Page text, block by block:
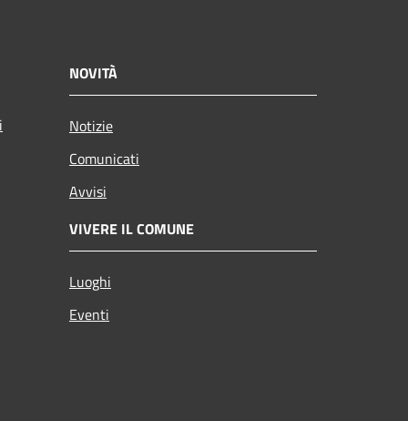
NOVITÀ
Notizie
Comunicati
Avvisi
VIVERE IL COMUNE
Luoghi
Eventi